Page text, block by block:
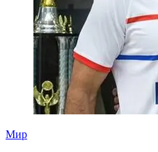
Мир